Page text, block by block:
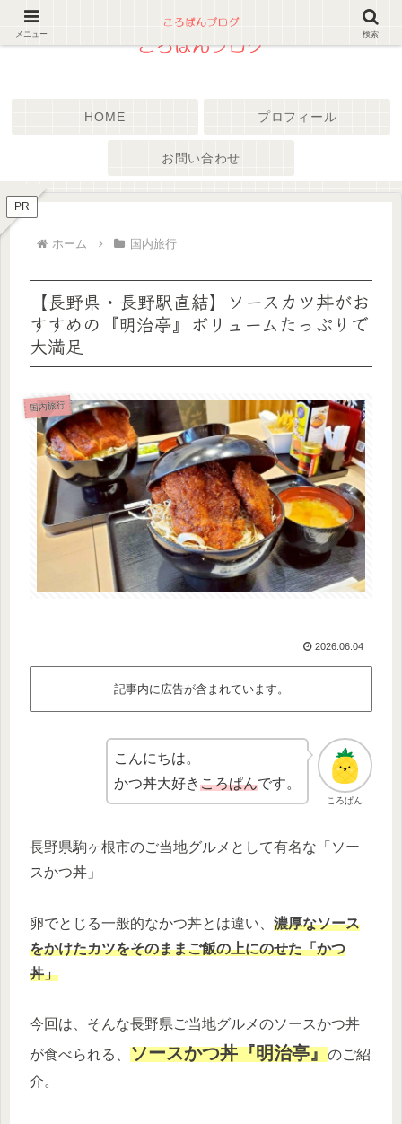
HOME プロフィール
お問い合わせ
PR
ホーム 国内旅行
【長野県・長野駅直結】ソースカツ丼がお
すすめの『明治亭』ボリュームたっぷりで
大満足
国内旅行
2026.06.04
記事内に広告が含まれています。
ころぱん
こんにちは。
かつ丼大好きころぱんです。
長野県駒ヶ根市のご当地グルメとして有名な「ソー
スかつ丼」
卵でとじる一般的なかつ丼とは違い、 濃厚なソース
をかけたカツをそのままご飯の上にのせた「かつ
丼」
今回は、そんな長野県ご当地グルメのソースかつ丼
が食べられる、 ソースかつ丼『明治亭』のご紹
介。
メニュー 検索